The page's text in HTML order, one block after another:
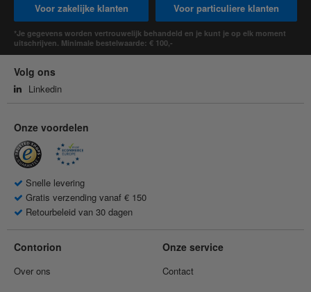
Voor zakelijke klanten Voor particuliere klanten
*Je gegevens worden vertrouwelijk behandeld en je kunt je op elk moment
uitschrijven. Minimale bestelwaarde: € 100,-
Volg ons
Linkedin
Onze voordelen
Snelle levering
Gratis verzending vanaf € 150
Retourbeleid van 30 dagen
Contorion
Over ons
Onze service
Contact